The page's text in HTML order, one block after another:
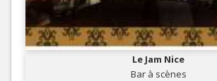
Le Jam Nice
Bar à scènes